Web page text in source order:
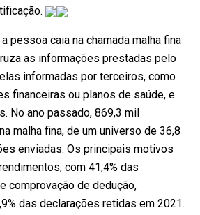
pessoa caia na chamada malha fina
as informações prestadas pelo
informadas por terceiros, como
financeiras ou planos de saúde, e
No ano passado, 869,3 mil
malha fina, de um universo de 36,8
enviadas. Os principais motivos
com 41,4% das
comprovação de dedução,
das declarações retidas em 2021.